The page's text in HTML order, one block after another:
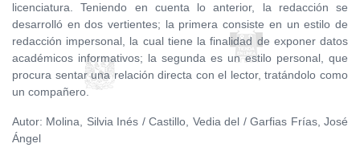
licenciatura. Teniendo en cuenta lo anterior, la redacción se
desarrolló en dos vertientes; la primera consiste en un estilo de
redacción impersonal, la cual tiene la finalidad de exponer datos
académicos informativos; la segunda es un estilo personal, que
procura sentar una relación directa con el lector, tratándolo como
un compañero.
Autor: Molina, Silvia Inés / Castillo, Vedia del / Garfias Frías, José
Ángel